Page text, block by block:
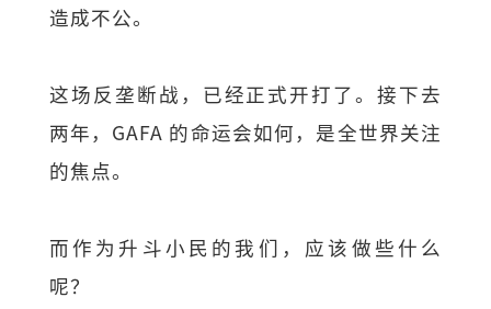
造成不公。
这场反垄断战，已经正式开打了。接下去
两年，GAFA 的命运会如何，是全世界关注
的焦点。
而作为升斗小民的我们，应该做些什么
呢？